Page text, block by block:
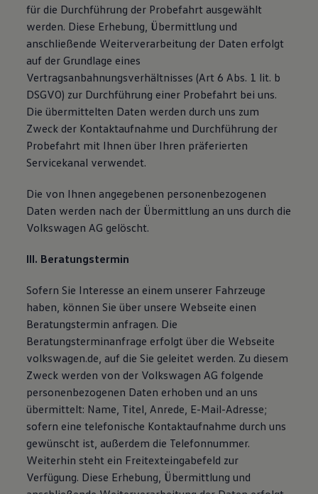
für die Durchführung der Probefahrt ausgewählt
werden. Diese Erhebung, Übermittlung und
anschließende Weiterverarbeitung der Daten erfolgt
auf der Grundlage eines
Vertragsanbahnungsverhältnisses (Art 6 Abs. 1 lit. b
DSGVO) zur Durchführung einer Probefahrt bei uns.
Die übermittelten Daten werden durch uns zum
Zweck der Kontaktaufnahme und Durchführung der
Probefahrt mit Ihnen über Ihren präferierten
Servicekanal verwendet.
Die von Ihnen angegebenen personenbezogenen
Daten werden nach der Übermittlung an uns durch die
Volkswagen AG gelöscht.
III. Beratungstermin
Sofern Sie Interesse an einem unserer Fahrzeuge
haben, können Sie über unsere Webseite einen
Beratungstermin anfragen. Die
Beratungsterminanfrage erfolgt über die Webseite
volkswagen.de, auf die Sie geleitet werden. Zu diesem
Zweck werden von der Volkswagen AG folgende
personenbezogenen Daten erhoben und an uns
übermittelt: Name, Titel, Anrede, E-Mail-Adresse;
sofern eine telefonische Kontaktaufnahme durch uns
gewünscht ist, außerdem die Telefonnummer.
Weiterhin steht ein Freitexteingabefeld zur
Verfügung. Diese Erhebung, Übermittlung und